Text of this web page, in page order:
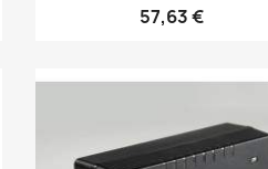
57,63 €